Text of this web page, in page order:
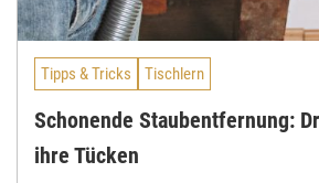
Tipps & Tricks Tischlern
Schonende Staubentfernung:
ihre Tücken